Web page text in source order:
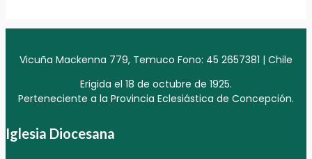
Vicuña Mackenna 779, Temuco Fono: 45 2657381 | Chile
Erigida el 18 de octubre de 1925.
Perteneciente a la Provincia Eclesiástica de Concepción.
Iglesia Diocesana